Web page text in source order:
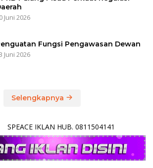
Juni 2026
Fungsi Pengawasan Dewan
Juni 2026
Selengkapnya
SPEACE IKLAN HUB. 0811504141